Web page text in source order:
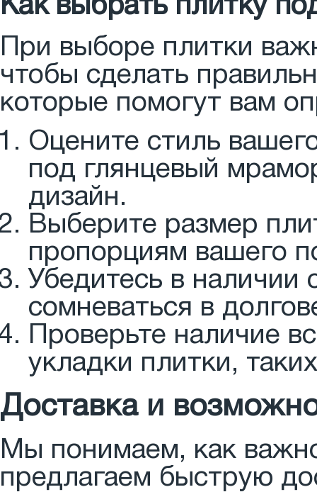
Как выбрать плитку
При выборе плитки
чтобы сделать
которые помогут вам
Оцените стиль
под глянцевый
дизайн.
Выберите размер
пропорциям вашего
Убедитесь в наличии
сомневаться в
Проверьте наличие
укладки плитки,
Доставка и
Мы понимаем, как
предлагаем быструю